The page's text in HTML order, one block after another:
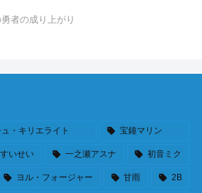
者の成り上がり
・キリエライト 宝鐘マリン
いせい 一之瀬アスナ 初音ミク
ヨル・フォージャー 甘雨 2B